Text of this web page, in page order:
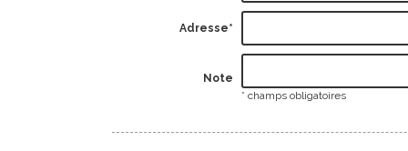
Adresse*
Note
* champs obligatoires